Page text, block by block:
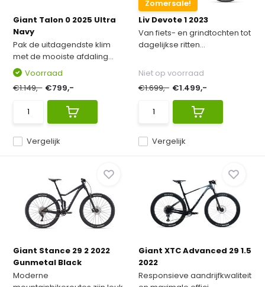
Giant Talon 0 2025 Ultra
Navy
Pak de uitdagendste klim
met de mooiste afdaling...
Vergelijk
Voorraad
€1.149,- €799,-
Zomersale!
Liv Devote 1 2023
Van fiets- en grindtochten tot
dagelijkse ritten...
Vergelijk
Niet op voorraad
€1.699,- €1.499,-
Giant Stance 29 2 2022
Gunmetal Black
Moderne
Giant XTC Advanced 29 1.5
2022
Responsieve aandrijfkwaliteit